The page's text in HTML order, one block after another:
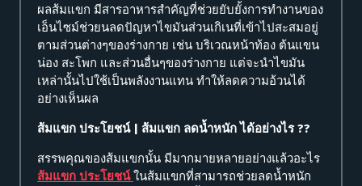
ผลส้มแขก มีสารอาหารสำคัญที่ช่วยยับยั้งการทำงานของ
เอ็นไซม์ช่วยนลดปัญหาไขมันส่วนเกิเนที่เข้าไปสะสมอยู่
ตามส่วนต่างๆของร่างกาย เช่น บริเวณหน้าท้อง ต้นแขน
น่อง สะโพก และส่วนอื่นๆของร่างกาย แต่จะนำไขมัน
เหล่านั้นไปใช้เป็นพลังงานแทน ทำให้ลดความอ้วนได้
อย่างเห็นผล
ส้มแขก ประโยชน์ | ส้มแขก ลดน้ำหนัก ได้อย่างไร ??
สรรพคุณของส้มแขกนั้น มีมากมายหลายอย่างแล้วอะไร
ส้มแขก ประโยชน์ในส้มแขกที่สามารถช่วยลดน้ำหนัก